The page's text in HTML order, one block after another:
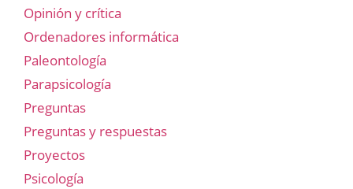
Opinión y crítica
Ordenadores informática
Paleontología
Parapsicología
Preguntas
Preguntas y respuestas
Proyectos
Psicología